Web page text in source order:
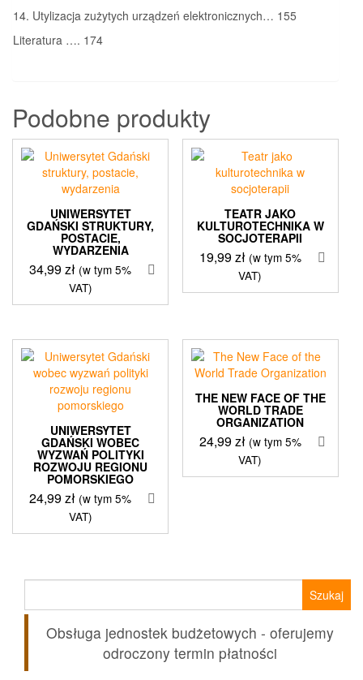
14. Utylizacja zużytych urządzeń elektronicznych… 155
Literatura …. 174
Podobne produkty
UNIWERSYTET
GDAŃSKI STRUKTURY,
POSTACIE,
WYDARZENIA
34,99zł (w tym 5%
VAT)
TEATR JAKO
KULTUROTECHNIKA W
SOCJOTERAPII
19,99zł (w tym 5%
VAT)
UNIWERSYTET
GDAŃSKI WOBEC
WYZWAŃ POLITYKI
ROZWOJU REGIONU
POMORSKIEGO
24,99zł (w tym 5%
VAT)
THE NEW FACE OF THE
WORLD TRADE
ORGANIZATION
24,99zł (w tym 5%
VAT)
Obsługa jednostek budżetowych - oferujemy
odroczony termin płatności